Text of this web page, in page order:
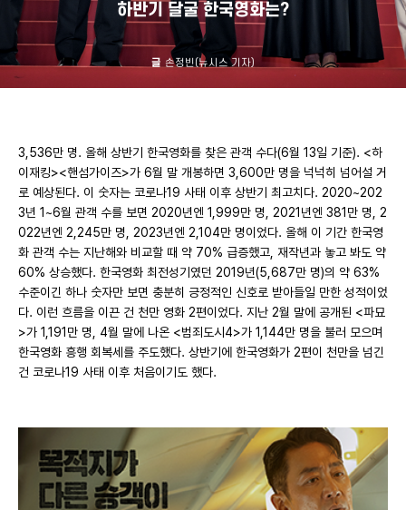
하반기 달굴 한국영화는?
글 손정빈(뉴시스 기자)
3,536만 명. 올해 상반기 한국영화를 찾은 관객 수다(6월 13일 기준). <하
이재킹><핸섬가이즈>가 6월 말 개봉하면 3,600만 명을 넉넉히 넘어설 거
로 예상된다. 이 숫자는 코로나19 사태 이후 상반기 최고치다. 2020~202
3년 1~6월 관객 수를 보면 2020년엔 1,999만 명, 2021년엔 381만 명, 2
022년엔 2,245만 명, 2023년엔 2,104만 명이었다. 올해 이 기간 한국영
화 관객 수는 지난해와 비교할 때 약 70% 급증했고, 재작년과 놓고 봐도 약
60% 상승했다. 한국영화 최전성기였던 2019년(5,687만 명)의 약 63%
수준이긴 하나 숫자만 보면 충분히 긍정적인 신호로 받아들일 만한 성적이었
다. 이런 흐름을 이끈 건 천만 영화 2편이었다. 지난 2월 말에 공개된 <파묘
>가 1,191만 명, 4월 말에 나온 <범죄도시4>가 1,144만 명을 불러 모으며
한국영화 흥행 회복세를 주도했다. 상반기에 한국영화가 2편이 천만을 넘긴
건 코로나19 사태 이후 처음이기도 했다.